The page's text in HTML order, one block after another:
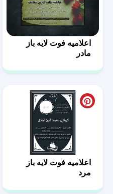
اعلامیه فوت لایه باز
مادر
اعلامیه فوت لایه باز
مرد